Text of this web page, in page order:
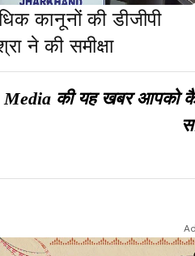
कानूनों की डीजीपी
ने की समीक्षा
की यह खबर आपको